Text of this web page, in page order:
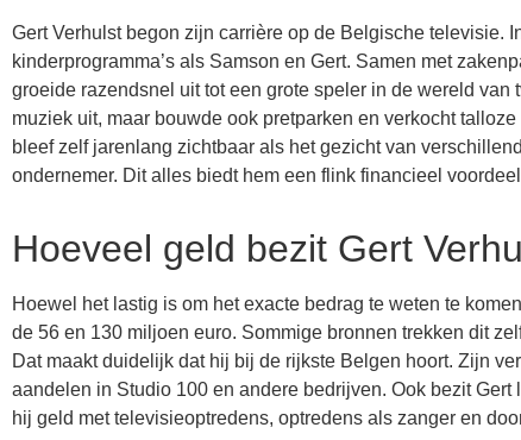
Gert Verhulst begon zijn carrière op de Belgische televisie.
kinderprogramma’s als Samson en Gert. Samen met
groeide razendsnel uit tot een grote speler in de wereld van
muziek uit, maar bouwde ook pretparken en verkocht
bleef zelf jarenlang zichtbaar als het gezicht van
ondernemer. Dit alles biedt hem een flink financieel
Hoeveel geld bezit Gert
Hoewel het lastig is om het exacte bedrag te weten te
de 56 en 130 miljoen euro. Sommige bronnen trekken dit
Dat maakt duidelijk dat hij bij de rijkste Belgen hoort. Zijn
aandelen in Studio 100 en andere bedrijven. Ook bezit
hij geld met televisieoptredens, optredens als zanger en